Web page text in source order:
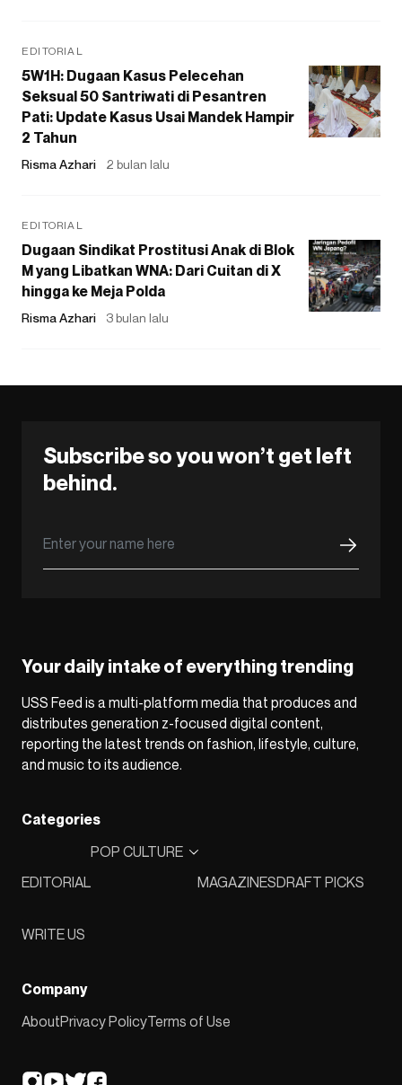
EDITORIAL
5W1H: Dugaan Kasus Pelecehan
Seksual 50 Santriwati di Pesantren
Pati: Update Kasus Usai Mandek Hampir
2 Tahun
Risma Azhari 2 bulan lalu
EDITORIAL
Dugaan Sindikat Prostitusi Anak di Blok
M yang Libatkan WNA: Dari Cuitan di X
hingga ke Meja Polda
Risma Azhari 3 bulan lalu
Subscribe so you won’t get left
behind.
Your daily intake of everything trending
USS Feed is a multi-platform media that produces and
distributes generation z-focused digital content,
reporting the latest trends on fashion, lifestyle, culture,
and music to its audience.
Categories
EDITORIAL
POP CULTURE
MAGAZINESDRAFT PICKS
WRITE US
Company
AboutPrivacy PolicyTerms of Use